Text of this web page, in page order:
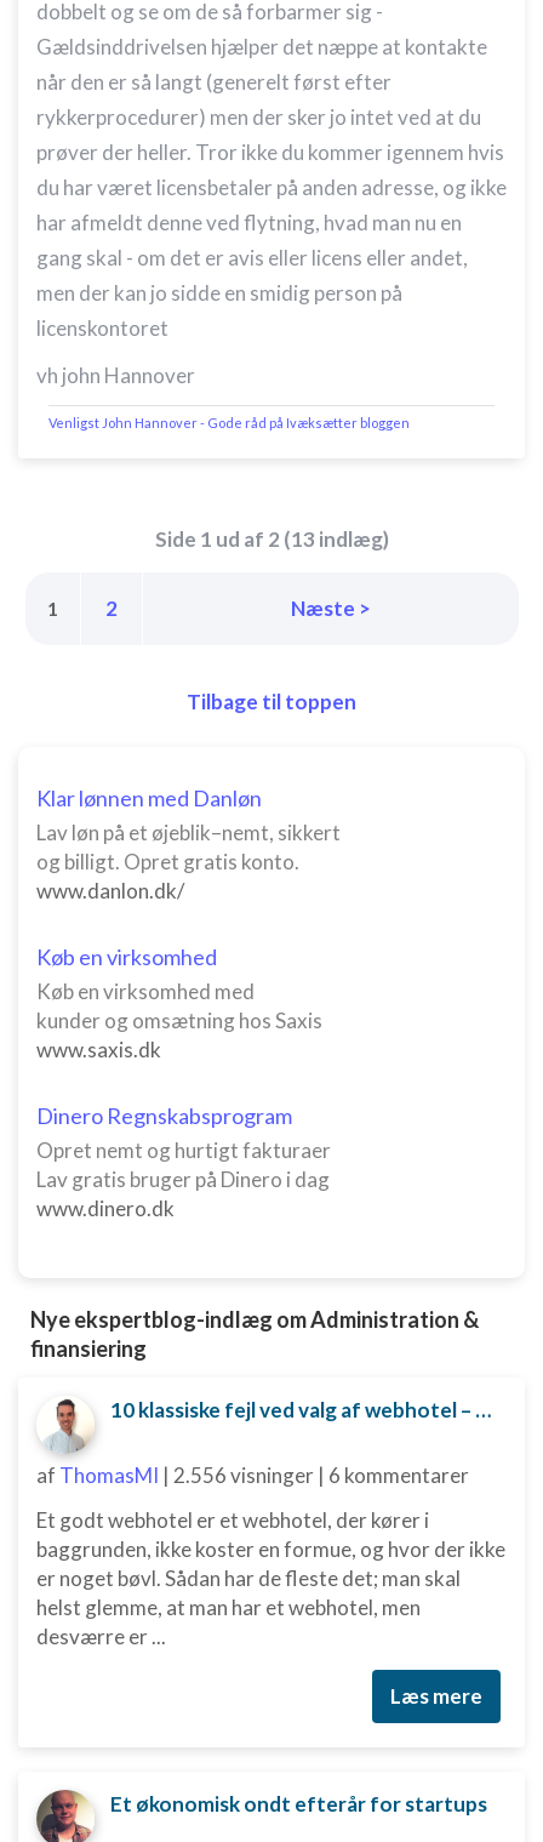
dobbelt og se om de så forbarmer sig -
Gældsinddrivelsen hjælper det næppe at kontakte
når den er så langt (generelt først efter
rykkerprocedurer) men der sker jo intet ved at du
prøver der heller. Tror ikke du kommer igennem hvis
du har været licensbetaler på anden adresse, og ikke
har afmeldt denne ved flytning, hvad man nu en
gang skal - om det er avis eller licens eller andet,
men der kan jo sidde en smidig person på
licenskontoret
vh john Hannover
Venligst John Hannover - Gode råd på Ivæksætter bloggen
Side 1 ud af 2 (13 indlæg)
1 2 Næste >
Tilbage til toppen
Klar lønnen med Danløn
Lav løn på et øjeblik–nemt, sikkert
og billigt. Opret gratis konto.
www.danlon.dk/
Køb en virksomhed
Køb en virksomhed med
kunder og omsætning hos Saxis
www.saxis.dk
Dinero Regnskabsprogram
Opret nemt og hurtigt fakturaer
Lav gratis bruger på Dinero i dag
www.dinero.dk
Nye ekspertblog-indlæg om Administration &
finansiering
10 klassiske fejl ved valg af webhotel – og hvordan du undgår dem
af ThomasMI | 2.556 visninger | 6 kommentarer
Et godt webhotel er et webhotel, der kører i
baggrunden, ikke koster en formue, og hvor der ikke
er noget bøvl. Sådan har de fleste det; man skal
helst glemme, at man har et webhotel, men
desværre er ...
Læs mere
Et økonomisk ondt efterår for startups